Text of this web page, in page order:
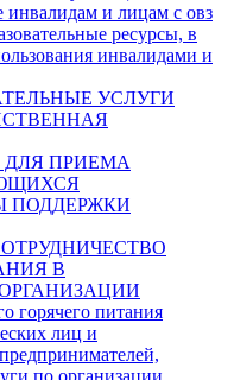
инвалидам и лицам с овз
ресурсы, в
инвалидами и
УСЛУГИ
ПРИЕМА
ПОДДЕРЖКИ
В
горячего питания
лиц и
по организации